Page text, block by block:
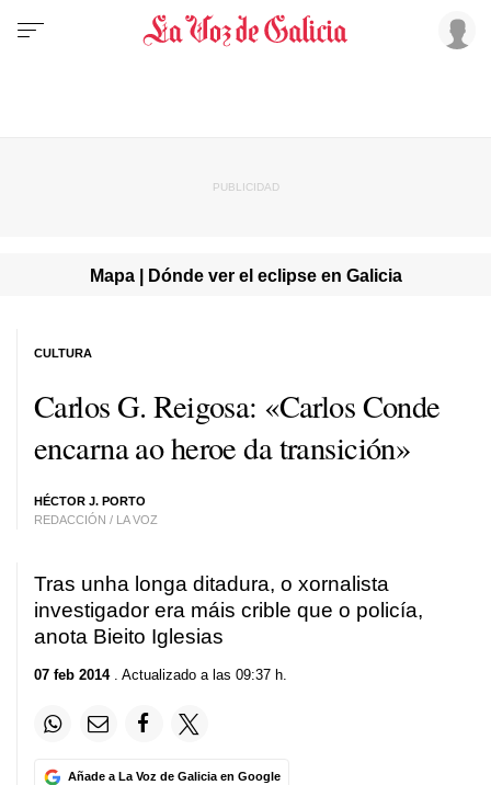
Mapa | Dónde ver el eclipse en Galicia
Carlos G. Reigosa: «Carlos Conde
encarna ao heroe da transición»
HÉCTOR J. PORTO
REDACCIÓN / LA VOZ
CULTURA
Tras unha longa ditadura, o xornalista
investigador era máis crible que o policía,
anota Bieito Iglesias
07 feb 2014. Actualizado a las 09:37 h.
Añade a La Voz de Galicia en Google